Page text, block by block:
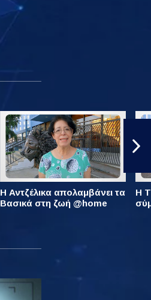
Η Αντζέλικα απολαμβάνει τα
Βασικά στη ζωή @home
Η